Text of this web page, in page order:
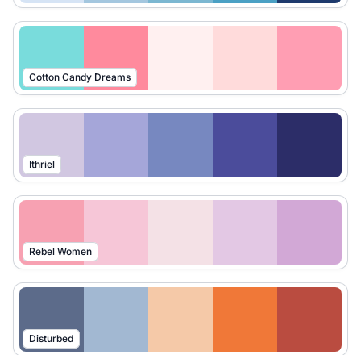
Cotton Candy Dreams
Ithriel
Rebel Women
Disturbed